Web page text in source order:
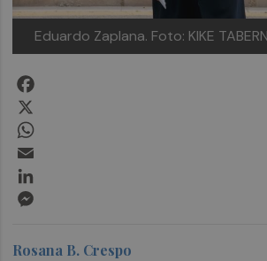
Eduardo Zaplana. Foto: KIKE
Rosana B. Crespo